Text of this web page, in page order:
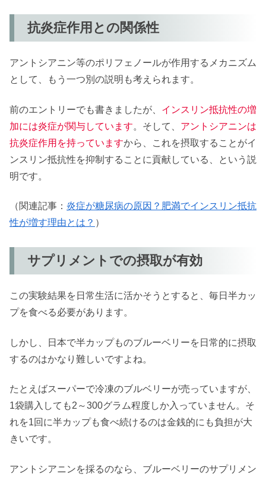
抗炎症作用との関係性
アントシアニン等のポリフェノールが作用するメカニズム
として、もう一つ別の説明も考えられます。
前のエントリーでも書きましたが、 インスリン抵抗性の増
加には炎症が関与しています。そして、 アントシアニンは
抗炎症作用を持っていますから、これを摂取することがイ
ンスリン抵抗性を抑制することに貢献している、という説
明です。
（関連記事： 炎症が糖尿病の原因？肥満でインスリン抵抗
性が増す理由とは？ ）
サプリメントでの摂取が有効
この実験結果を日常生活に活かそうとすると、毎日半カッ
プを食べる必要があります。
しかし、日本で半カップものブルーベリーを日常的に摂取
するのはかなり難しいですよね。
たとえばスーパーで冷凍のブルベリーが売っていますが、
1袋購入しても2～300グラム程度しか入っていません。そ
れを1回に半カップも食べ続けるのは金銭的にも負担が大
きいです。
アントシアニンを採るのなら、ブルーベリーのサプリメン